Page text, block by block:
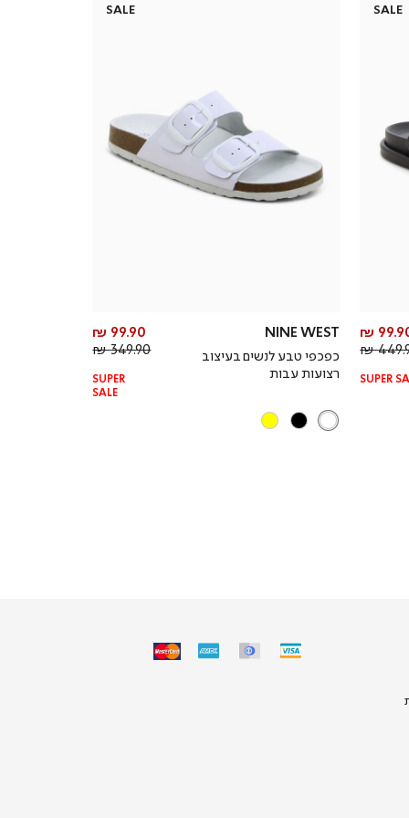
SALE
מחיר
מוצר
99.90
מחיר
SUPER
SALE
NINE WEST
כפכפי טבע לנשים בעיצוב
רצועות עבות
מחיר
מוצר
99.90 ₪
מחיר
349.90 ₪
SUPER
SALE